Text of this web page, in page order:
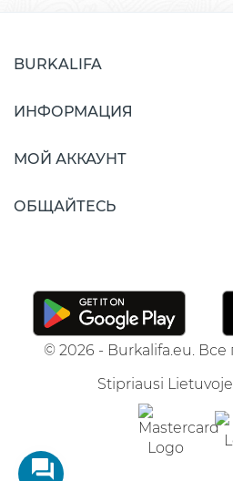
BURKALIFA
ИНФОРМАЦИЯ
МОЙ АККАУНТ
ОБЩАЙТЕСЬ
© 2026 - Burkalifa.eu.
Stipriausi